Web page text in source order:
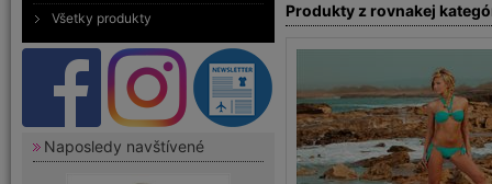
Všetky produkty
Naposledy navštívené
Produkty z rovnakej